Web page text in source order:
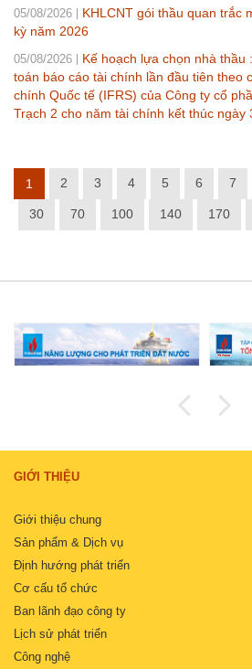
05/08/2026
KHLCNT gói thầu quan trắc
kỳ năm 2026
05/08/2026
Kế hoạch lựa chọn nhà thầu
toán báo cáo tài chính lần đầu tiên theo
chính Quốc tế (IFRS) của Công ty cổ
Trạch 2 cho năm tài chính kết thúc ngày
1 2 3 4 5 6 7
30 70 100 140 170
GIỚI THIỆU
Giới thiệu chung
Sản phẩm & Dịch vụ
Định hướng phát triển
Cơ cấu tổ chức
Ban lãnh đạo công ty
Lịch sử phát triển
Công nghệ